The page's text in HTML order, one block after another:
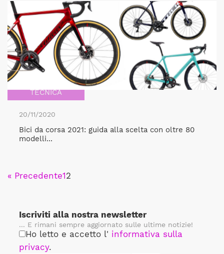
TECNICA
20/11/2020
Bici da corsa 2021: guida alla scelta con oltre 80
modelli...
« Precedente12
Iscriviti alla nostra newsletter
... E rimani sempre aggiornato sulle ultime notizie!
Ho letto e accetto l' informativa sulla
privacy.